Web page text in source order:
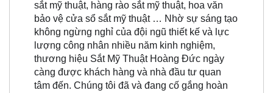
sắt mỹ thuật, hàng rào sắt mỹ thuật, hoa văn
bảo vệ cửa sổ sắt mỹ thuật … Nhờ sự sáng tạo
không ngừng nghỉ của đội ngũ thiết kế và lực
lượng công nhân nhiều năm kinh nghiệm,
thương hiệu Sắt Mỹ Thuật Hoàng Đức ngày
càng được khách hàng và nhà đầu tư quan
tâm đến. Chúng tôi đã và đang cố gắng hoàn